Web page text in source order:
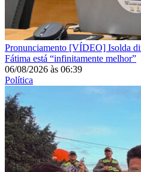
Pronunciamento [VÍDEO] Isolda
Fátima está “infinitamente melhor”
06/08/2026 às 06:39
Política